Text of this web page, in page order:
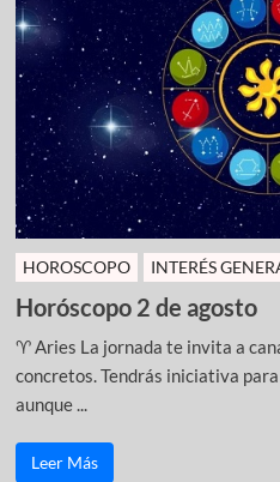
HOROSCOPO INTERÉS
Horóscopo 2 de agosto
♈ Aries La jornada te invita a
concretos. Tendrás iniciativa
aunque ...
Leer Más